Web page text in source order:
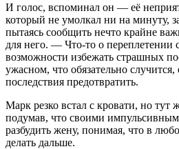
И голос, вспоминал он — её
который не умолкал ни на минуту,
пытаясь сообщить нечто крайне
для него. — Что-то о переплетении
возможности избежать страшных
ужасном, что обязательно случится,
последствия предотвратить.
Марк резко встал с кровати, но тут
подумав, что своими
разбудить жену, понимая, что в
делать дальше.